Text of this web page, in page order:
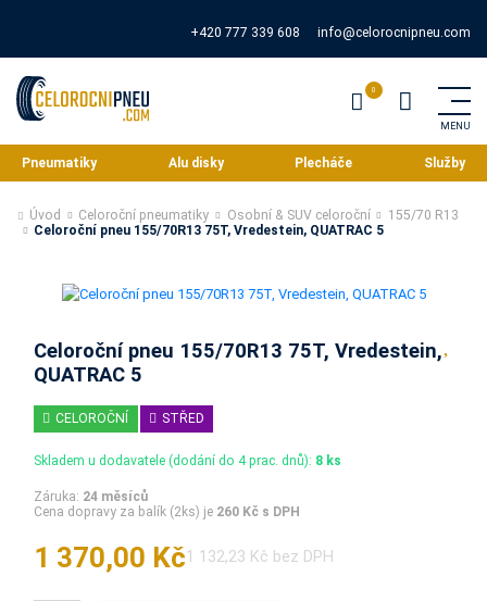
+420 777 339 608 info@celorocnipneu.com
Pneumatiky Alu disky Plecháče Služby
Úvod Celoroční pneumatiky Osobní & SUV celoroční
155/70 R13
Celoroční pneu 155/70R13 75T, Vredestein, QUATRAC 5
Celoroční pneu 155/70R13 75T, Vredestein,
QUATRAC 5
CELOROČNÍ STŘED
Skladem u dodavatele (dodání do 4 prac. dnů): 8 ks
Záruka: 24 měsíců
Cena dopravy za balík (2ks) je 260 Kč s DPH
1 370,00 Kč1 132,23 Kč bez DPH